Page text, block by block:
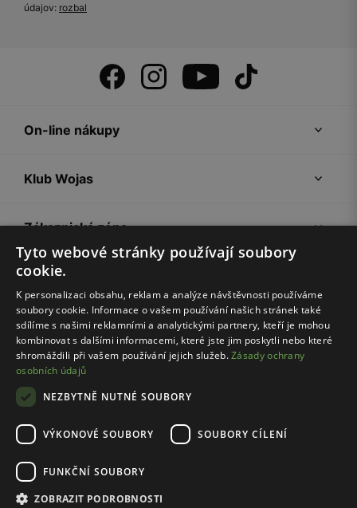
údajov: rozbal
On-line nákupy
Klub Wojas
Zákaznická zóna
Společnost Wojas
Rady
Pravidla e-shopu
Zásady ochrany osobních údajů
Tyto webové stránky používají soubory
cookie.
K personalizaci obsahu, reklam a analýze návštěvnosti používáme
soubory cookie. Informace o vašem používání našich stránek také
sdílíme s našimi reklamními a analytickými partnery, kteří je mohou
kombinovat s dalšími informacemi, které jste jim poskytli nebo které
shromáždili při vašem používání jejich služeb.Zásady ochrany
osobních údajů
NEZBYTNĚ NUTNÉ SOUBORY
VÝKONOVÉ SOUBORY SOUBORY CÍLENÍ
FUNKČNÍ SOUBORY
ZOBRAZIT PODROBNOSTI